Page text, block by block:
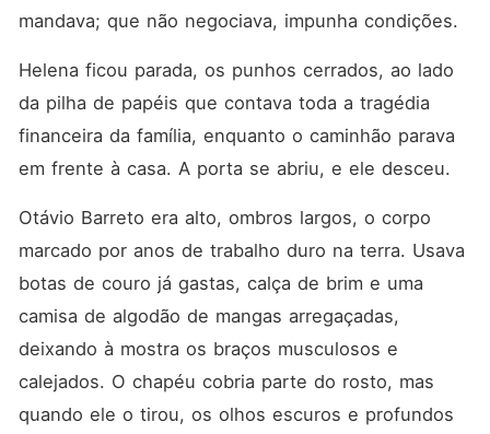
mandava; que não negociava, impunha condições.
Helena ficou parada, os punhos cerrados, ao lado
da pilha de papéis que contava toda a tragédia
financeira da família, enquanto o caminhão parava
em frente à casa. A porta se abriu, e ele desceu.
Otávio Barreto era alto, ombros largos, o corpo
marcado por anos de trabalho duro na terra. Usava
botas de couro já gastas, calça de brim e uma
camisa de algodão de mangas arregaçadas,
deixando à mostra os braços musculosos e
calejados. O chapéu cobria parte do rosto, mas
quando ele o tirou, os olhos escuros e profundos